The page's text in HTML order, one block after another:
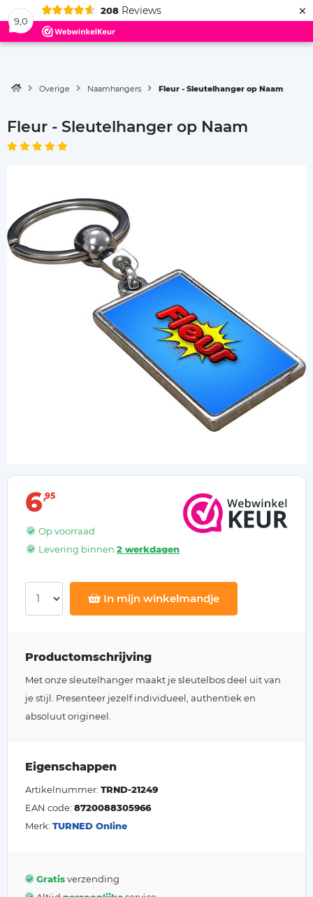
9,0
208 Reviews ×
Menu
Overige Naamhangers Fleur - Sleutelhanger op Naam
Fleur - Sleutelhanger op Naam
6 95
Op voorraad
Levering binnen2 werkdagen
In mijn winkelmandje
Productomschrijving
Met onze sleutelhanger maakt je sleutelbos deel uit van
je stijl. Presenteer jezelf individueel, authentiek en
absoluut origineel.
Eigenschappen
Artikelnummer: TRND-21249
EAN code: 8720088305966
Merk: TURNED Online
Gratisverzending